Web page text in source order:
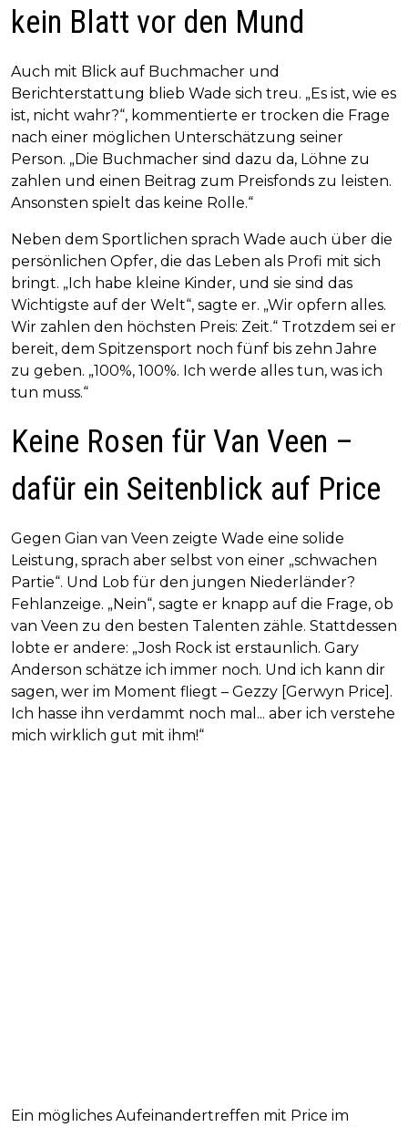
kein Blatt vor den Mund
Auch mit Blick auf Buchmacher und
Berichterstattung blieb Wade sich treu. „Es ist, wie es
ist, nicht wahr?“, kommentierte er trocken die Frage
nach einer möglichen Unterschätzung seiner
Person. „Die Buchmacher sind dazu da, Löhne zu
zahlen und einen Beitrag zum Preisfonds zu leisten.
Ansonsten spielt das keine Rolle.“
Neben dem Sportlichen sprach Wade auch über die
persönlichen Opfer, die das Leben als Profi mit sich
bringt. „Ich habe kleine Kinder, und sie sind das
Wichtigste auf der Welt“, sagte er. „Wir opfern alles.
Wir zahlen den höchsten Preis: Zeit.“ Trotzdem sei er
bereit, dem Spitzensport noch fünf bis zehn Jahre
zu geben. „100%, 100%. Ich werde alles tun, was ich
tun muss.“
Keine Rosen für Van Veen –
dafür ein Seitenblick auf Price
Gegen Gian van Veen zeigte Wade eine solide
Leistung, sprach aber selbst von einer „schwachen
Partie“. Und Lob für den jungen Niederländer?
Fehlanzeige. „Nein“, sagte er knapp auf die Frage, ob
van Veen zu den besten Talenten zähle. Stattdessen
lobte er andere: „Josh Rock ist erstaunlich. Gary
Anderson schätze ich immer noch. Und ich kann dir
sagen, wer im Moment fliegt – Gezzy [Gerwyn Price].
Ich hasse ihn verdammt noch mal... aber ich verstehe
mich wirklich gut mit ihm!“
Ein mögliches Aufeinandertreffen mit Price im